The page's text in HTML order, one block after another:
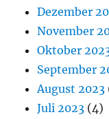
Dezember
November
Oktober
September
August 2023
Juli 2023 (4)